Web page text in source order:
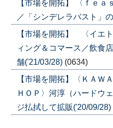
【市場を開拓】 〈ｆｅａ
／「シンデレラバスト」
【市場を開拓】 〈イエ
ィング＆コマース／飲食
舗('21/03/28) (0634)
【市場を開拓】〈ＫＡ
ＨＯＰ〉河淳（ハードウ
ジ払拭して拡販('20/09/28)